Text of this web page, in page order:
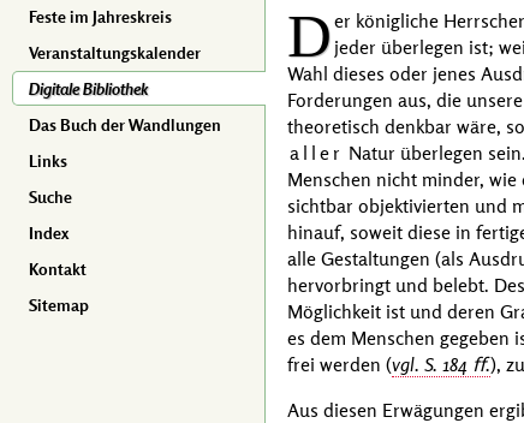
Feste im Jahreskreis
Veranstaltungskalender
Digitale Bibliothek
Das Buch der Wandlungen
Links
Suche
Index
Kontakt
Sitemap
Der königliche
jeder überlegen ist;
Wahl dieses oder jenes
Forderungen aus, die
theoretisch denkbar wäre,
aller Natur überlegen
Menschen nicht minder,
sichtbar objektivierten und
hinauf, soweit diese in
alle Gestaltungen (als
hervorbringt und belebt.
Möglichkeit ist und deren
es dem Menschen gegeben
frei werden (vgl. S. 184 ﬀ.),
Aus diesen Erwägungen